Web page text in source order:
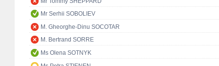
Mr Serhii SOBOLIEV
M. Gheorghe-Dinu SOCOTAR
M. Bertrand SORRE
Ms Olena SOTNYK